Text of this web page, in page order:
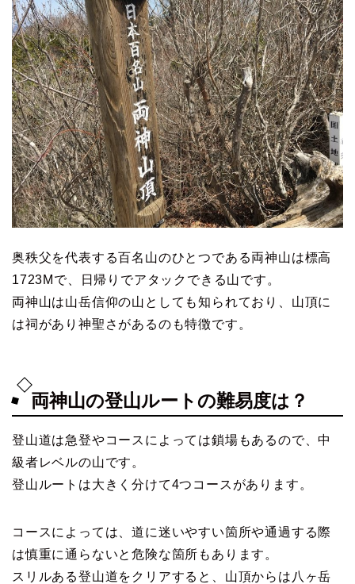
奥秩父を代表する百名山のひとつである両神山は標高
1723Mで、日帰りでアタックできる山です。
両神山は山岳信仰の山としても知られており、山頂に
は祠があり神聖さがあるのも特徴です。
両神山の登山ルートの難易度は？
登山道は急登やコースによっては鎖場もあるので、中
級者レベルの山です。
登山ルートは大きく分けて4つコースがあります。
コースによっては、道に迷いやすい箇所や通過する際
は慎重に通らないと危険な箇所もあります。
スリルある登山道をクリアすると、山頂からは八ヶ岳